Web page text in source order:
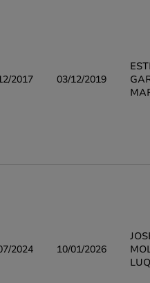
2017 03/12/2019
2024 10/01/2026